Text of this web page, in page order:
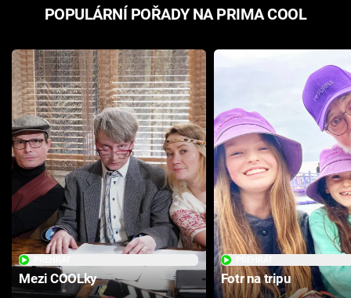
POPULÁRNÍ POŘADY NA PRIMA COOL
Mezi COOLky Fotr na tripu